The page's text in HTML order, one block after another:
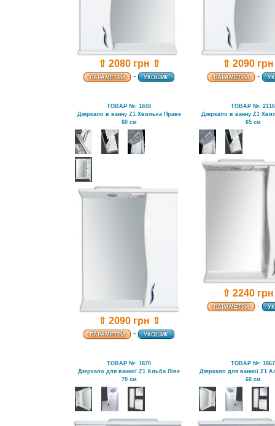
⇧ 2080 грн ⇧
ПАРАМЕТРИ - УКОШИК
⇧ 2090
ПАРАМЕТРИ -
ТОВАР №: 1848
Дзеркало в ванну Z1 Хвилька Праве
60 см
⇧ 2090 грн ⇧
ПАРАМЕТРИ - УКОШИК
ТОВАР №: 2116
Дзеркало в ванну Z1
65 см
⇧ 2240
ПАРАМЕТРИ -
ТОВАР №: 1870
Дзеркало для ванної Z1 Альба Ліве
70 см
ТОВАР №: 1867
Дзеркало для ванної Z1
60 см